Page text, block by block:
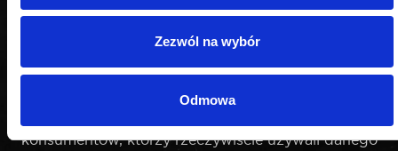
Zezwól na wybór
Odmowa
OPINIE
konsumentów, którzy rzeczywiście używali danego